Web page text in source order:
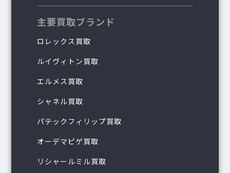
主要買取ブランド
ロレックス買取
ルイヴィトン買取
エルメス買取
シャネル買取
パテックフィリップ買取
オーデマピゲ買取
リシャールミル買取